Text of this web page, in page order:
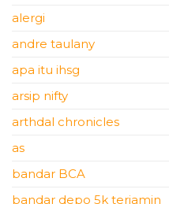
alergi
andre taulany
apa itu ihsg
arsip nifty
arthdal chronicles
as
bandar BCA
bandar depo 5k terjamin